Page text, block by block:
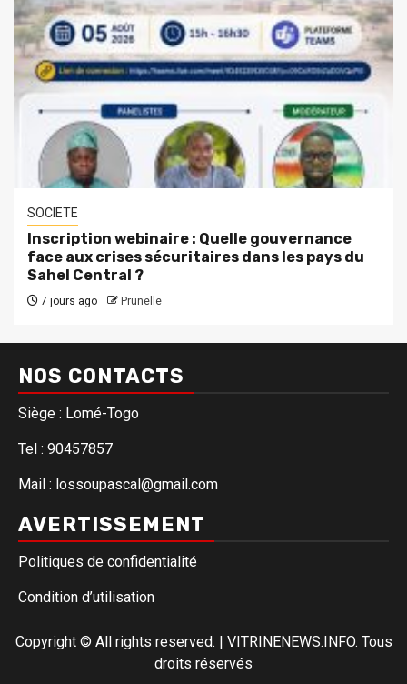
SOCIETE
Inscription webinaire : Quelle gouvernance
face aux crises sécuritaires dans les pays du
Sahel Central ?
7 jours ago Prunelle
NOS CONTACTS
Siège : Lomé-Togo
Tel : 90457857
Mail : lossoupascal@gmail.com
AVERTISSEMENT
Politiques de confidentialité
Condition d’utilisation
Copyright © All rights reserved. | VITRINENEWS.INFO. Tous
droits réservés